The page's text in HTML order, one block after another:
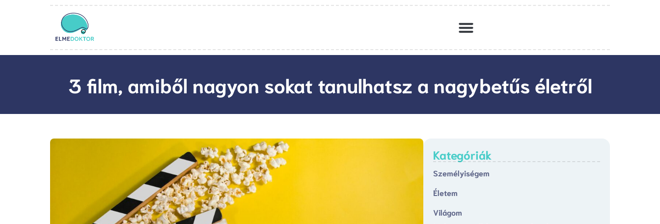
3 film, amiből nagyon sokat tanulhatsz a nagybetűs életről
Kategóriák
Személyiségem
Életem
Világom